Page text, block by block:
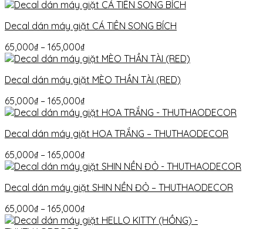
Decal dán máy giặt CÁ TIÊN SONG BÍCH
65,000₫ – 165,000₫
Decal dán máy giặt MÈO THẦN TÀI (RED)
65,000₫ – 165,000₫
Decal dán máy giặt HOA TRẮNG – THUTHAODECOR
65,000₫ – 165,000₫
Decal dán máy giặt SHIN NỀN ĐỎ – THUTHAODECOR
65,000₫ – 165,000₫